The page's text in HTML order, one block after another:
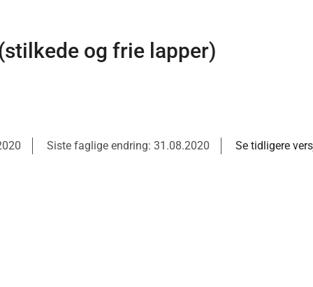
og frie lapper)
Siste faglige endring: 31.08.2020 Se tidligere